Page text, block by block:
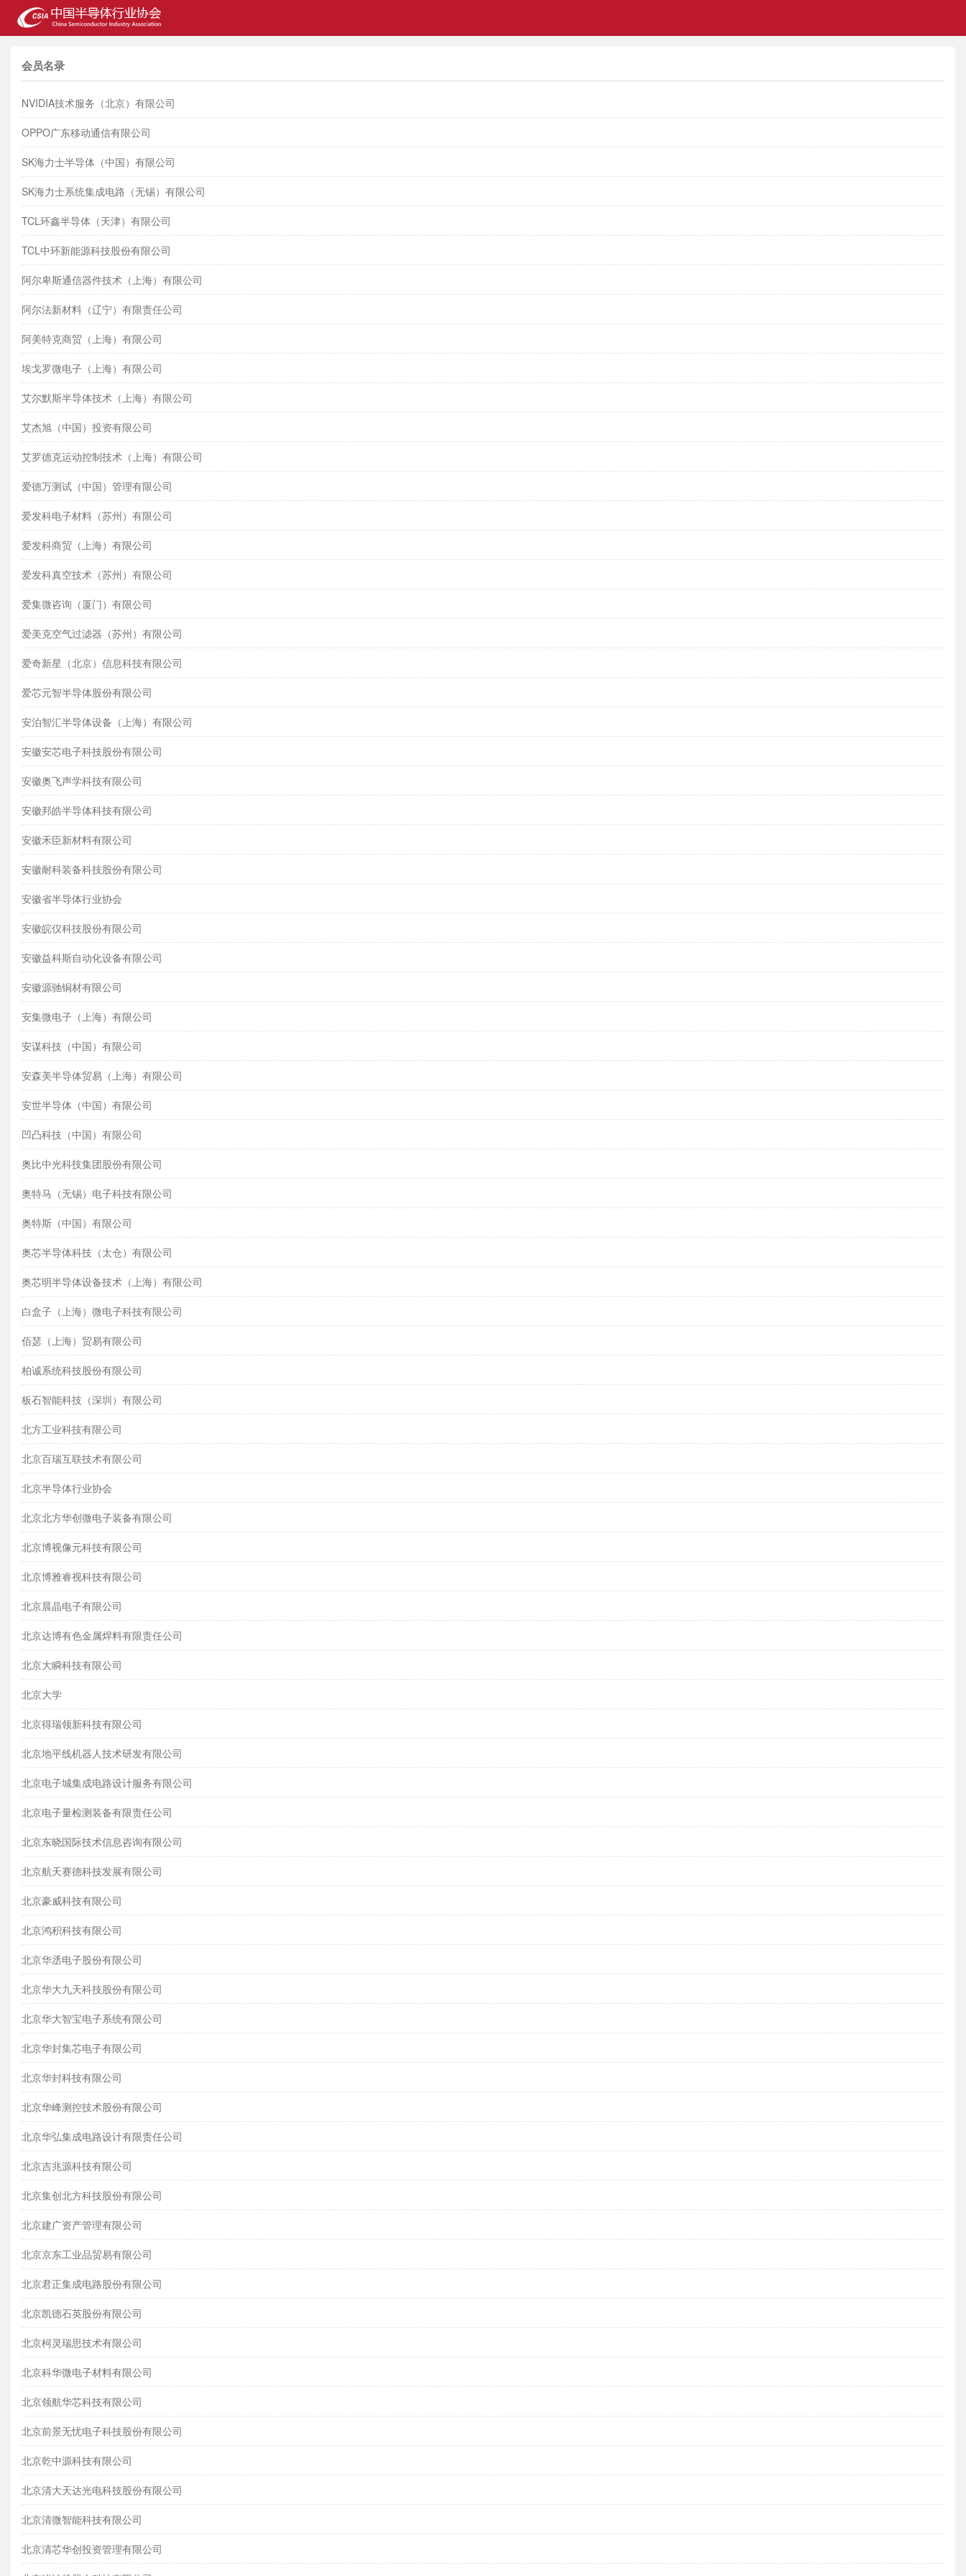
会员名录
NVIDIA技术服务（北京）有限公司
OPPO广东移动通信有限公司
SK海力士半导体（中国）有限公司
SK海力士系统集成电路（无锡）有限公司
TCL环鑫半导体（天津）有限公司
TCL中环新能源科技股份有限公司
阿尔卑斯通信器件技术（上海）有限公司
阿尔法新材料（辽宁）有限责任公司
阿美特克商贸（上海）有限公司
埃戈罗微电子（上海）有限公司
艾尔默斯半导体技术（上海）有限公司
艾杰旭（中国）投资有限公司
艾罗德克运动控制技术（上海）有限公司
爱德万测试（中国）管理有限公司
爱发科电子材料（苏州）有限公司
爱发科商贸（上海）有限公司
爱发科真空技术（苏州）有限公司
爱集微咨询（厦门）有限公司
爱美克空气过滤器（苏州）有限公司
爱奇新星（北京）信息科技有限公司
爱芯元智半导体股份有限公司
安泊智汇半导体设备（上海）有限公司
安徽安芯电子科技股份有限公司
安徽奥飞声学科技有限公司
安徽邦皓半导体科技有限公司
安徽禾臣新材料有限公司
安徽耐科装备科技股份有限公司
安徽省半导体行业协会
安徽皖仪科技股份有限公司
安徽益科斯自动化设备有限公司
安徽源驰铜材有限公司
安集微电子（上海）有限公司
安谋科技（中国）有限公司
安森美半导体贸易（上海）有限公司
安世半导体（中国）有限公司
凹凸科技（中国）有限公司
奥比中光科技集团股份有限公司
奥特马（无锡）电子科技有限公司
奥特斯（中国）有限公司
奥芯半导体科技（太仓）有限公司
奥芯明半导体设备技术（上海）有限公司
白盒子（上海）微电子科技有限公司
佰瑟（上海）贸易有限公司
柏诚系统科技股份有限公司
板石智能科技（深圳）有限公司
北方工业科技有限公司
北京百瑞互联技术有限公司
北京半导体行业协会
北京北方华创微电子装备有限公司
北京博视像元科技有限公司
北京博雅睿视科技有限公司
北京晨晶电子有限公司
北京达博有色金属焊料有限责任公司
北京大瞬科技有限公司
北京大学
北京得瑞领新科技有限公司
北京地平线机器人技术研发有限公司
北京电子城集成电路设计服务有限公司
北京电子量检测装备有限责任公司
北京东晓国际技术信息咨询有限公司
北京航天赛德科技发展有限公司
北京豪威科技有限公司
北京鸿积科技有限公司
北京华丞电子股份有限公司
北京华大九天科技股份有限公司
北京华大智宝电子系统有限公司
北京华封集芯电子有限公司
北京华封科技有限公司
北京华峰测控技术股份有限公司
北京华弘集成电路设计有限责任公司
北京吉兆源科技有限公司
北京集创北方科技股份有限公司
北京建广资产管理有限公司
北京京东工业品贸易有限公司
北京君正集成电路股份有限公司
北京凯德石英股份有限公司
北京柯灵瑞思技术有限公司
北京科华微电子材料有限公司
北京领航华芯科技有限公司
北京前景无忧电子科技股份有限公司
北京乾中源科技有限公司
北京清大天达光电科技股份有限公司
北京清微智能科技有限公司
北京清芯华创投资管理有限公司